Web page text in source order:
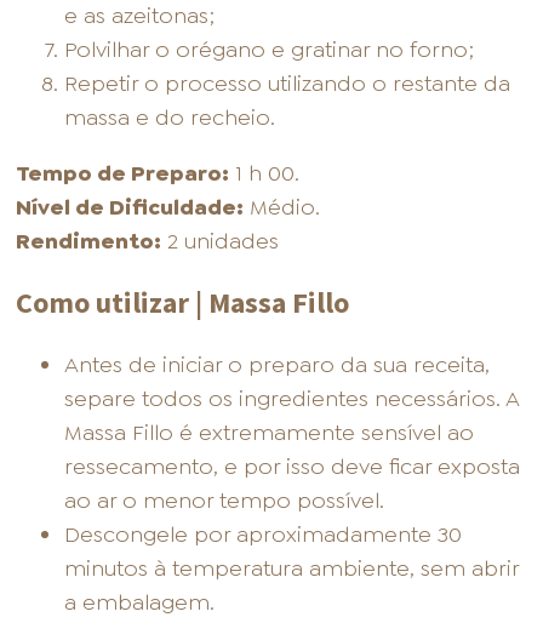
e as azeitonas;
Polvilhar o orégano e gratinar no forno;
Repetir o processo utilizando o restante da
massa e do recheio.
Tempo de Preparo: 1 h 00.
Nível de Dificuldade: Médio.
Rendimento: 2 unidades
Como utilizar | Massa Fillo
Antes de iniciar o preparo da sua receita,
separe todos os ingredientes necessários. A
Massa Fillo é extremamente sensível ao
ressecamento, e por isso deve ficar exposta
ao ar o menor tempo possível.
Descongele por aproximadamente 30
minutos à temperatura ambiente, sem abrir
a embalagem.